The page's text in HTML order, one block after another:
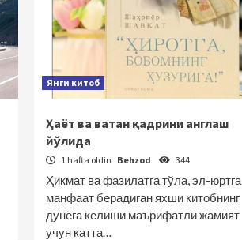
Янги китоб
Ҳаёт ва ватан қадрини англаш
йўлида
1 hafta oldin Behzod 344
Ҳикмат ва фазилатга тўла, эл-юртга
манфаат берадиган яхши китобнинг
дунёга келиши маърифатли жамият
учун катта…